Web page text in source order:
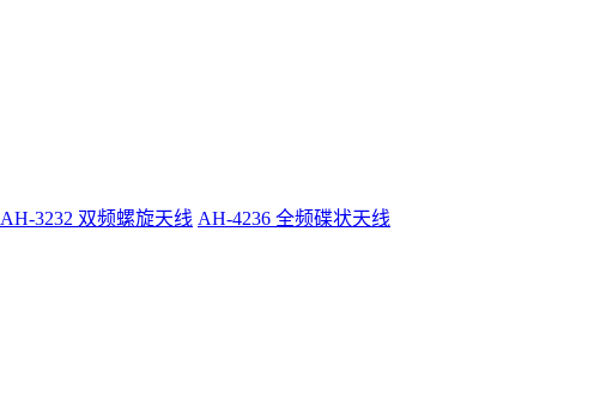
AH-3232 双频螺旋天线 AH-4236 全频碟状天线